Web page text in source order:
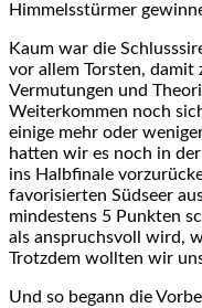
Himmelsstürmer
Kaum war die
vor allem Torsten, damit
Vermutungen und
Weiterkommen noch
einige mehr oder
hatten wir es noch in
ins Halbfinale
favorisierten Südseer
mindestens 5 Punkten
als anspruchsvoll wird,
Trotzdem wollten wir
Und so begann die